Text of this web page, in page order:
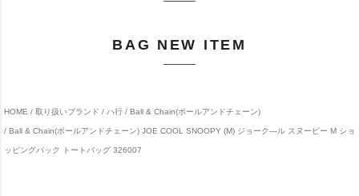
BAG NEW ITEM
HOME 取り扱いブランド ハ行 Ball & Chain(ボールアンドチェーン)
Ball & Chain(ボールアンドチェーン) JOE COOL SNOOPY (M) ジョーク―ル スヌーピー M ショ
ッピングバック トートバッグ 326007